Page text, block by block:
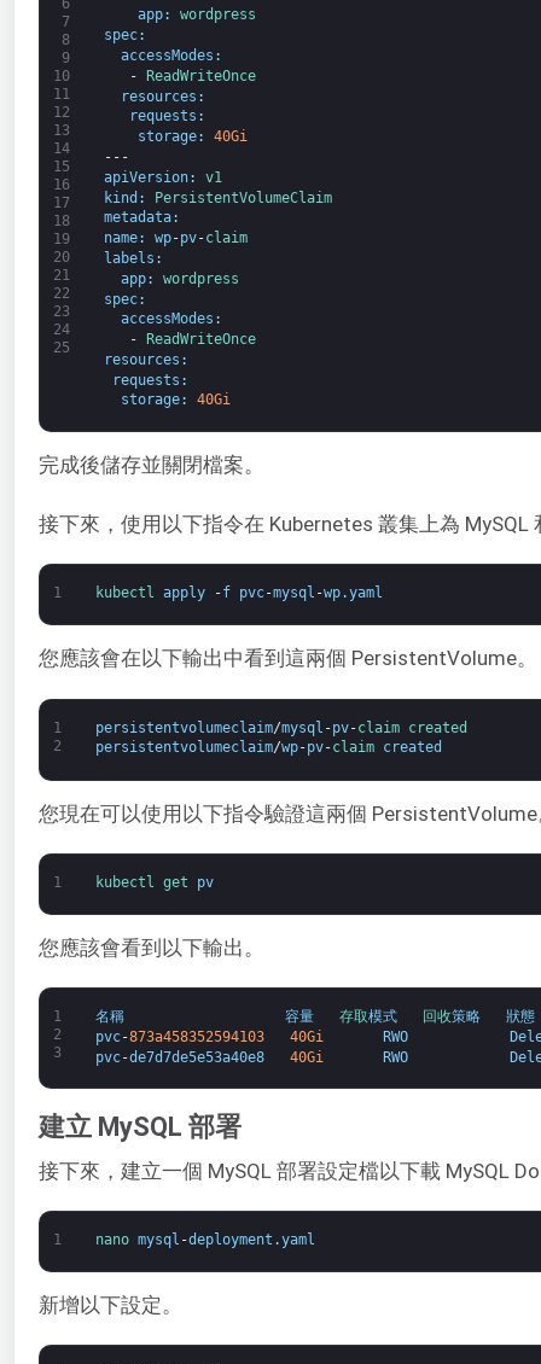
6
7
8
9
10
11
12
13
14
15
16
17
18
19
20
21
22
23
24
25
app:
wordpress
spec:
accessModes :
- ReadWriteOnce
resources :
requests :
storage:
40Gi
---
apiVersion:
v1
kind :
PersistentVolumeClaim
metadata:
name: wp-pv-claim
labels :
app:
wordpress
spec:
accessModes :
-
ReadWriteOnce
resources :
requests :
storage: 40Gi
完成後儲存並關閉檔案。
接下來，使用以下指令在 Kubernetes 叢集上為
1 kubectl apply -f pvc-mysql -wp.yaml
您應該會在以下輸出中看到這兩個 PersistentVolume。
1
2
persistentvolumeclaim/mysql -pv-claim created
persistentvolumeclaim/wp-pv-claim created
您現在可以使用以下指令驗證這兩個
1 kubectl get pv
您應該會看到以下輸出。
1
2
3
名稱 容量 存取模式 回收策略
狀態
pvc-873a458352594103 40Gi RWO
pvc-de7d7de5e53a40e8 40Gi RWO
建立 MySQL 部署
接下來，建立一個 MySQL 部署設定檔以下載 MySQL
1 nano mysql -deployment .yaml
新增以下設定。